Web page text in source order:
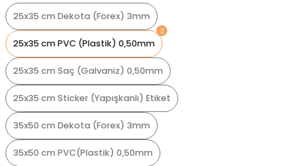
25x35 cm Dekota (Forex) 3mm
25x35 cm PVC (Plastik) 0,50mm
25x35 cm Saç (Galvaniz) 0,50mm
25x35 cm Sticker (Yapışkanlı) Etiket
35x50 cm Dekota (Forex) 3mm
35x50 cm PVC(Plastik) 0,50mm